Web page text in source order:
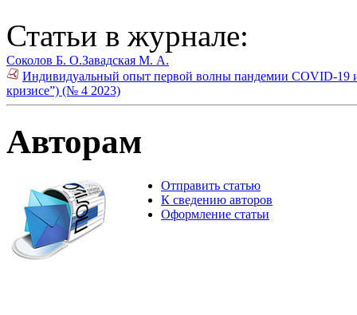
Статьи в журнале:
Соколов Б. О.Завадская М. А.
Индивидуальный опыт первой волны пандемии COVID-19
кризисе”) (№ 4 2023)
Авторам
Отправить статью
К сведению авторов
Оформление статьи